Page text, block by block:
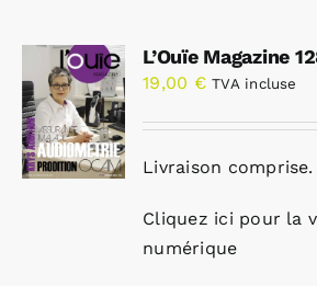
L’Ouïe Magazine
19,00 € TVA incluse
Livraison comprise.
Cliquez ici pour la
numérique